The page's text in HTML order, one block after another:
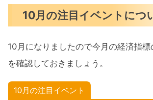
10月の注目イベントにつ
10月になりましたので今月の経済指
を確認しておきましょう。
10月の注目イベント